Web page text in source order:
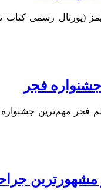
(پورتال رسمی کتاب
فجر